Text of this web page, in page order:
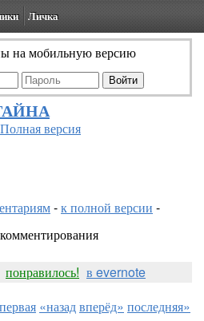
Личка
на мобильную версию
Полная версия
-к полной версии -
понравилось! в evernote
«назадвперёд» последняя»